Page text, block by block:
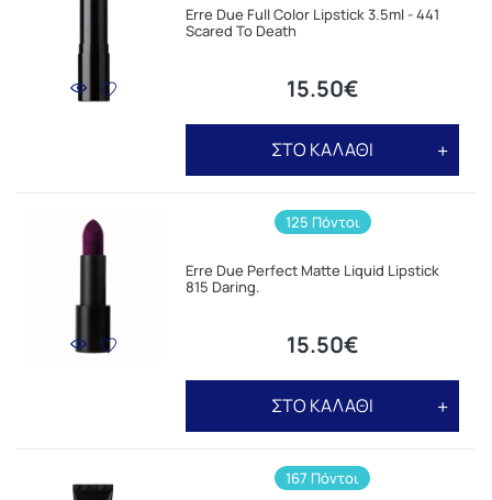
Erre Due Full Color Lipstick 3.5ml - 441
Scared To Death
15.50€
ΣΤΟ ΚΑΛΑΘΙ
125 Πόντοι
Erre Due Perfect Matte Liquid Lipstick
815 Daring.
15.50€
ΣΤΟ ΚΑΛΑΘΙ
167 Πόντοι